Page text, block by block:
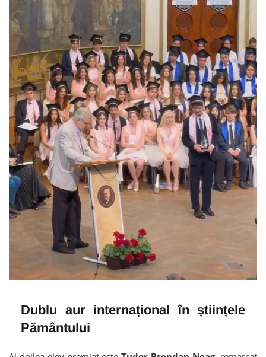
Dublu aur internațional în științele
Pământului